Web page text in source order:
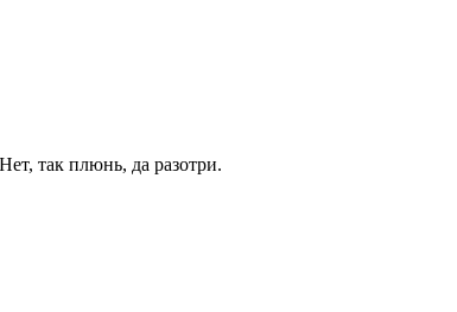
так плюнь, да разотри.